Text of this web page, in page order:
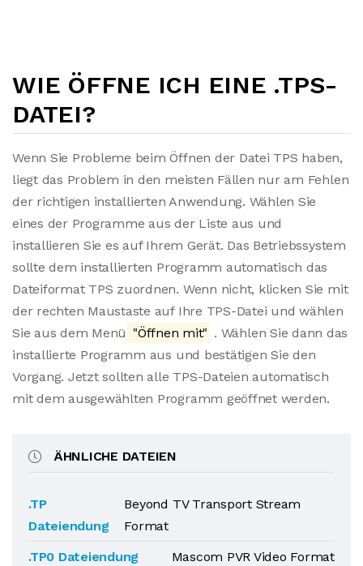
WIE ÖFFNE ICH EINE .TPS-
DATEI?
Wenn Sie Probleme beim Öffnen der Datei TPS haben,
liegt das Problem in den meisten Fällen nur am Fehlen
der richtigen installierten Anwendung. Wählen Sie
eines der Programme aus der Liste aus und
installieren Sie es auf Ihrem Gerät. Das Betriebssystem
sollte dem installierten Programm automatisch das
Dateiformat TPS zuordnen. Wenn nicht, klicken Sie mit
der rechten Maustaste auf Ihre TPS-Datei und wählen
Sie aus dem Menü "Öffnen mit" . Wählen Sie dann das
installierte Programm aus und bestätigen Sie den
Vorgang. Jetzt sollten alle TPS-Dateien automatisch
mit dem ausgewählten Programm geöffnet werden.
ÄHNLICHE DATEIEN
.TP
Dateiendung
Beyond TV Transport Stream
Format
.TP0 Dateiendung
Mascom PVR Video Format